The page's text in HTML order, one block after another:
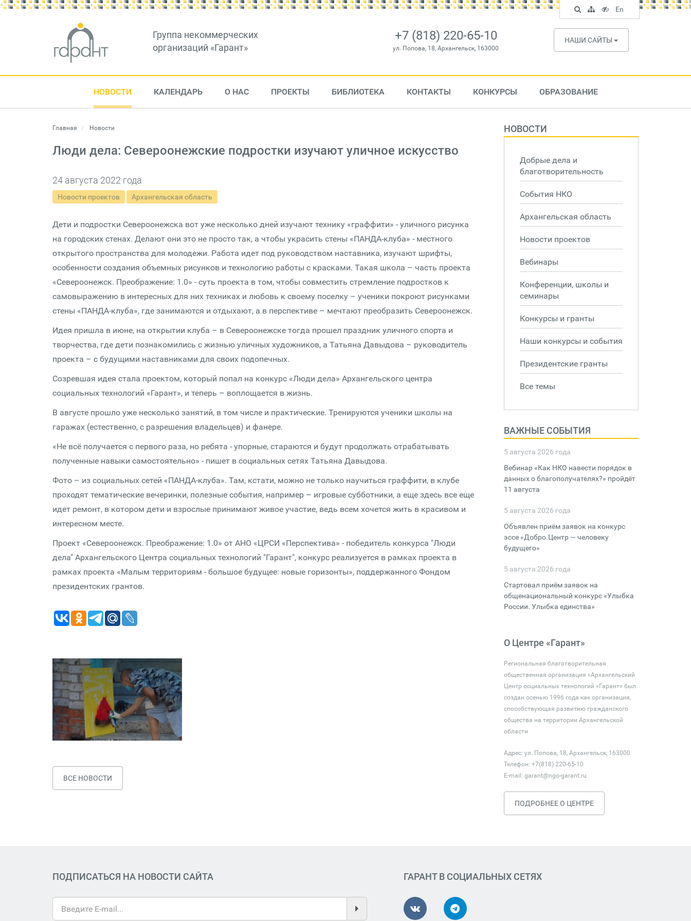
Группа некоммерческих
организаций «Гарант»
+7 (818) 220-65-10
ул. Попова, 18, Архангельск, 163000
НАШИ САЙТЫ
НОВОСТИ КАЛЕНДАРЬ О НАС ПРОЕКТЫ БИБЛИОТЕКА КОНТАКТЫ КОНКУРСЫ ОБРАЗОВАНИЕ
Главная Новости
Люди дела: Североонежские подростки изучают уличное искусство
24 августа 2022 года
Новости проектов Архангельская область
Дети и подростки Североонежска вот уже несколько дней изучают технику «граффити» - уличного рисунка
на городских стенах. Делают они это не просто так, а чтобы украсить стены «ПАНДА-клуба» - местного
открытого пространства для молодежи. Работа идет под руководством наставника, изучают шрифты,
особенности создания объемных рисунков и технологию работы с красками. Такая школа – часть проекта
«Североонежск. Преображение: 1.0» - суть проекта в том, чтобы совместить стремление подростков к
самовыражению в интересных для них техниках и любовь к своему поселку – ученики покроют рисунками
стены «ПАНДА-клуба», где занимаются и отдыхают, а в перспективе – мечтают преобразить Североонежск.
Идея пришла в июне, на открытии клуба – в Североонежске тогда прошел праздник уличного спорта и
творчества, где дети познакомились с жизнью уличных художников, а Татьяна Давыдова – руководитель
проекта – с будущими наставниками для своих подопечных.
Созревшая идея стала проектом, который попал на конкурс «Люди дела» Архангельского центра
социальных технологий «Гарант», и теперь – воплощается в жизнь.
В августе прошло уже несколько занятий, в том числе и практические. Тренируются ученики школы на
гаражах (естественно, с разрешения владельцев) и фанере.
«Не всё получается с первого раза, но ребята - упорные, стараются и будут продолжать отрабатывать
полученные навыки самостоятельно» - пишет в социальных сетях Татьяна Давыдова.
Фото – из социальных сетей «ПАНДА-клуба». Там, кстати, можно не только научиться граффити, в клубе
проходят тематические вечеринки, полезные события, например – игровые субботники, а еще здесь все еще
идет ремонт, в котором дети и взрослые принимают живое участие, ведь всем хочется жить в красивом и
интересном месте.
Проект «Североонежск. Преображение: 1.0» от АНО «ЦРСИ «Перспектива» - победитель конкурса "Люди
дела" Архангельского Центра социальных технологий "Гарант", конкурс реализуется в рамках проекта в
рамках проекта «Малым территориям - большое будущее: новые горизонты», поддержанного Фондом
президентских грантов.
ВСЕ НОВОСТИ
НОВОСТИ
Добрые дела и
благотворительность
События НКО
Архангельская область
Новости проектов
Вебинары
Конференции, школы и
семинары
Конкурсы и гранты
Наши конкурсы и события
Президентские гранты
Все темы
ВАЖНЫЕ СОБЫТИЯ
5 августа 2026 года
Вебинар «Как НКО навести порядок в
данных о благополучателях?» пройдёт
11 августа
5 августа 2026 года
Объявлен приём заявок на конкурс
эссе «Добро.Центр — человеку
будущего»
5 августа 2026 года
Стартовал приём заявок на
общенациональный конкурс «Улыбка
России. Улыбка единства»
О Центре «Гарант»
Региональная благотворительная
общественная организация «Архангельский
Центр социальных технологий «Гарант» был
создан осенью 1996 года как организация,
способствующая развитию гражданского
общества на территории Архангельской
области
Адрес: ул. Попова, 18, Архангельск, 163000
Телефон: +7(818) 220-65-10
E-mail: garant@ngo-garant.ru
ПОДРОБНЕЕ О ЦЕНТРЕ
ПОДПИСАТЬСЯ НА НОВОСТИ САЙТА ГАРАНТ В СОЦИАЛЬНЫХ СЕТЯХ
Поиск
по
сайту
Карта
сайта
Версия
для
слабовидящих
En
English